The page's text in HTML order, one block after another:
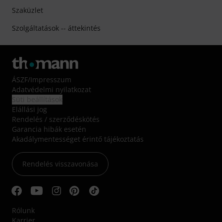
Szaküzlet
Szolgáltatások -- áttekintés
ÁSZF/Impresszum
Adatvédelmi nyilatkozat
Elállási jog
Rendelés / szerződéskötés
Garancia hibák esetén
Akadálymentességet érintő tájékoztatás
Rendelés visszavonása
Rólunk